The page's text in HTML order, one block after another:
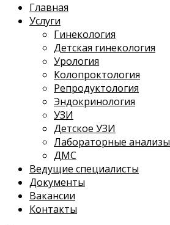
Главная
Услуги
Гинекология
Детская гинекология
Урология
Колопроктология
Репродуктология
Эндокринология
УЗИ
Детское УЗИ
Лабораторные анализы
ДМС
Ведущие специалисты
Документы
Вакансии
Контакты